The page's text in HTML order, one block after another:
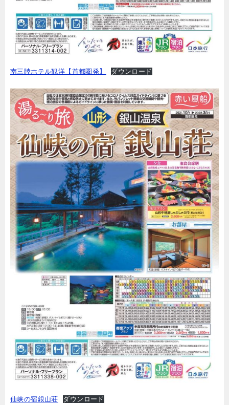
南三陸ホテル観洋【首都圏発】 ダウンロード
仙峡の宿銀山荘 ダウンロード